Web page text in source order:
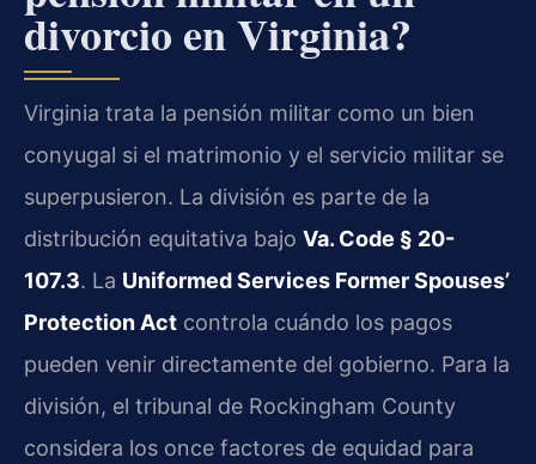
divorcio en Virginia?
Virginia trata la pensión militar como un bien
conyugal si el matrimonio y el servicio militar se
superpusieron. La división es parte de la
distribución equitativa bajo Va. Code § 20-
107.3. La Uniformed Services Former Spouses’
Protection Act controla cuándo los pagos
pueden venir directamente del gobierno. Para la
división, el tribunal de Rockingham County
considera los once factores de equidad para